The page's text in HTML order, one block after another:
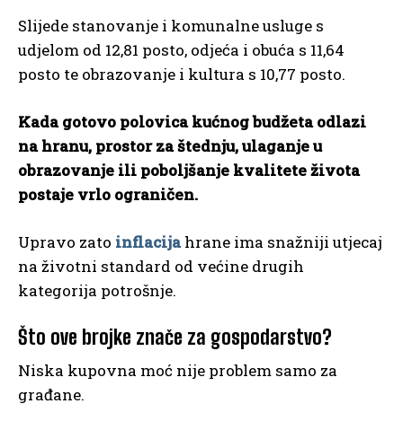
Slijede stanovanje i komunalne usluge s
udjelom od 12,81 posto, odjeća i obuća s 11,64
posto te obrazovanje i kultura s 10,77 posto.
Kada gotovo polovica kućnog budžeta odlazi
na hranu, prostor za štednju, ulaganje u
obrazovanje ili poboljšanje kvalitete života
postaje vrlo ograničen.
Upravo zato inflacijahrane ima snažniji utjecaj
na životni standard od većine drugih
kategorija potrošnje.
Što ove brojke znače za gospodarstvo?
Niska kupovna moć nije problem samo za
građane.